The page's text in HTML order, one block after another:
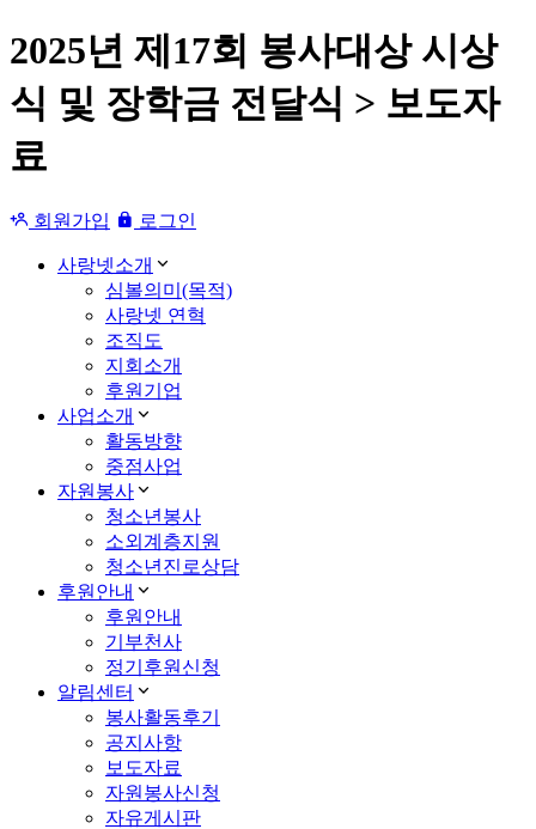
2025년 제17회 봉사대상 시상
식 및 장학금 전달식 > 보도자
료
회원가입 로그인
사랑넷소개
심볼의미(목적)
사랑넷 연혁
조직도
지회소개
후원기업
사업소개
활동방향
중점사업
자원봉사
청소년봉사
소외계층지원
청소년진로상담
후원안내
후원안내
기부천사
정기후원신청
알림센터
봉사활동후기
공지사항
보도자료
자원봉사신청
자유게시판